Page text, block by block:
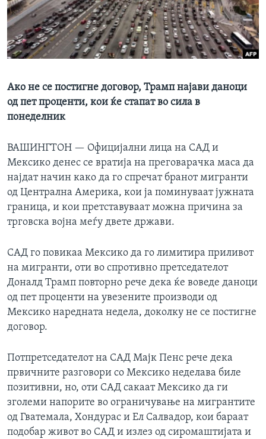
ИНТЕРВЈУА
Јазици
Ако не се постигне договор, Трамп најави даноци
од пет проценти, кои ќе стапат во сила в
понеделник
ВАШИНГТОН — Официјални лица на САД и
Мексико денес се вратија на преговарачка маса да
најдат начин како да го спречат бранот мигранти
од Централна Америка, кои ја поминуваат јужната
граница, и кои претставуваат можна причина за
трговска војна меѓу двете држави.
САД го повикаа Мексико да го лимитира приливот
на мигранти, оти во спротивно претседателот
Доналд Трамп повторно рече дека ќе воведе даноци
од пет проценти на увезените производи од
Мексико наредната недела, доколку не се постигне
договор.
Потпретседателот на САД Мајк Пенс рече дека
првичните разговори со Мексико неделава биле
позитивни, но, оти САД сакаат Мексико да ги
зголеми напорите во ограничување на мигрантите
од Гватемала, Хондурас и Ел Салвадор, кои бараат
подобар живот во САД и излез од сиромаштијата и